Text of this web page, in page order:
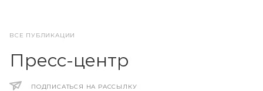
ВСЕ ПУБЛИКАЦИИ
Пресс-центр
ПОДПИСАТЬСЯ НА РАССЫЛКУ